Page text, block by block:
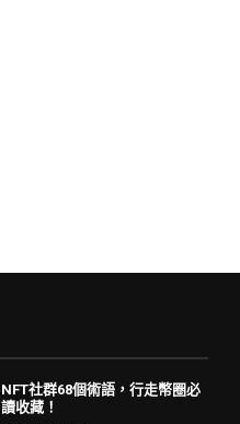
NFT社群68個術語，行走幣圈必
讀收藏！